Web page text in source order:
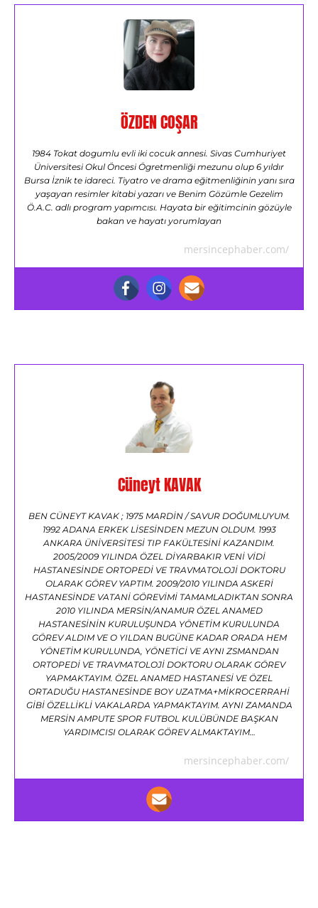
ÖZDEN COŞAR
1984 Tokat dogumlu evli iki cocuk annesi. Sivas Cumhuriyet
Üniversitesi Okul Öncesi Ögretmenliği mezunu olup 6 yıldır
Bursa İznik te idareci. Tiyatro ve drama eğitmenliğinin yanı sıra
yaşayan resimler kitabi yazarı ve Benim Gözümle Gezelim
Ö.A.C. adlı program yapımcısı. Hayata bir eğitimcinin gözüyle
bakan ve hayatı yorumlayan
mersincephaber.com/
Cüneyt KAVAK
BEN CÜNEYT KAVAK ; 1975 MARDİN / SAVUR DOĞUMLUYUM.
1992 ADANA ERKEK LİSESİNDEN MEZUN OLDUM. 1993
ANKARA ÜNİVERSİTESİ TIP FAKÜLTESİNİ KAZANDIM.
2005/2009 YILINDA ÖZEL DİYARBAKIR VENİ VİDİ
HASTANESİNDE ORTOPEDİ VE TRAVMATOLOJİ DOKTORU
OLARAK GÖREV YAPTIM. 2009/2010 YILINDA ASKERİ
HASTANESİNDE VATANİ GÖREVİMİ TAMAMLADIKTAN SONRA
2010 YILINDA MERSİN/ANAMUR ÖZEL ANAMED
HASTANESİNİN KURULUŞUNDA YÖNETİM KURULUNDA
GÖREV ALDIM VE O YILDAN BUGÜNE KADAR ORADA HEM
YÖNETİM KURULUNDA, YÖNETİCİ VE AYNI ZSMANDAN
ORTOPEDİ VE TRAVMATOLOJİ DOKTORU OLARAK GÖREV
YAPMAKTAYIM. ÖZEL ANAMED HASTANESİ VE ÖZEL
ORTADUĞU HASTANESİNDE BOY UZATMA+MİKROCERRAHİ
GİBİ ÖZELLİKLİ VAKALARDA YAPMAKTAYIM. AYNI ZAMANDA
MERSİN AMPUTE SPOR FUTBOL KULÜBÜNDE BAŞKAN
YARDIMCISI OLARAK GÖREV ALMAKTAYIM…
mersincephaber.com/